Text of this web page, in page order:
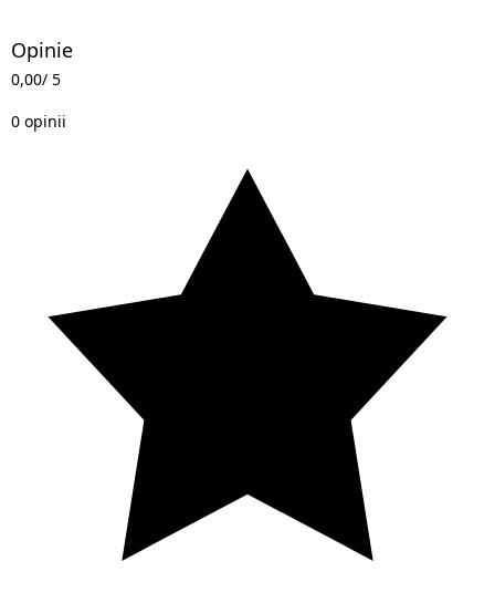
Opinie
0,00/ 5
0 opinii